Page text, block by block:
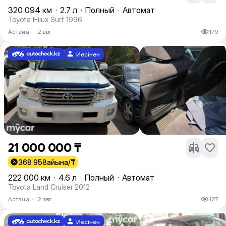
320 094 км · 2.7 л · Полный · Автомат
Toyota Hilux Surf 1996
Астана · 2 авг 179
Иесінен
21 000 000 ₸
368 958айына/₸
222 000 км · 4.6 л · Полный · Автомат
Toyota Land Cruiser 2012
Астана · 2 авг 127
Иесінен